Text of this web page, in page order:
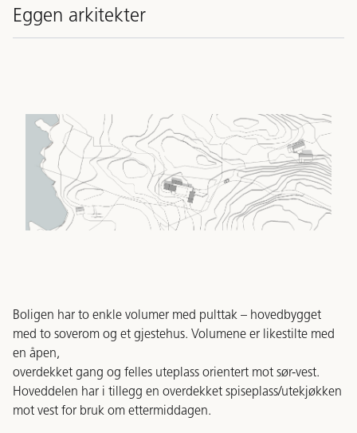
Eggen arkitekter
Boligen har to enkle volumer med pulttak – hovedbygget
med to soverom og et gjestehus. Volumene er likestilte med
en åpen,
overdekket gang og felles uteplass orientert mot sør-vest.
Hoveddelen har i tillegg en overdekket spiseplass/utekjøkken
mot vest for bruk om ettermiddagen.